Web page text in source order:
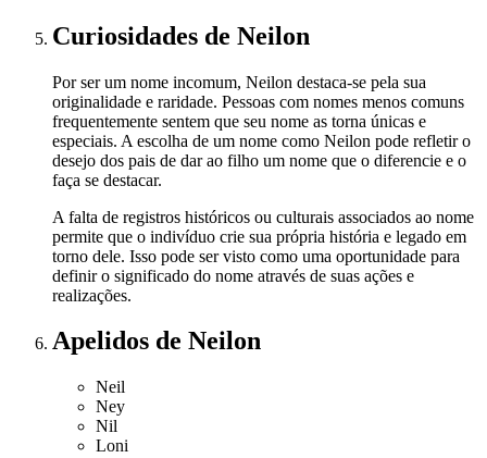
Curiosidades de Neilon
Por ser um nome incomum, Neilon destaca-se pela sua
originalidade e raridade. Pessoas com nomes menos comuns
frequentemente sentem que seu nome as torna únicas e
especiais. A escolha de um nome como Neilon pode refletir o
desejo dos pais de dar ao filho um nome que o diferencie e o
faça se destacar.
A falta de registros históricos ou culturais associados ao nome
permite que o indivíduo crie sua própria história e legado em
torno dele. Isso pode ser visto como uma oportunidade para
definir o significado do nome através de suas ações e
realizações.
Apelidos de Neilon
Neil
Ney
Nil
Loni